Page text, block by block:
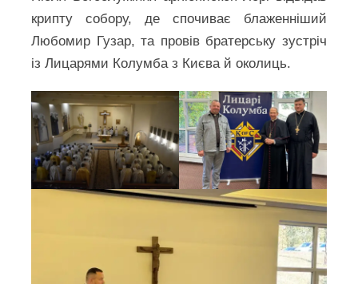
крипту собору, де спочиває блаженніший
Любомир Гузар, та провів братерську зустріч
із Лицарями Колумба з Києва й околиць.